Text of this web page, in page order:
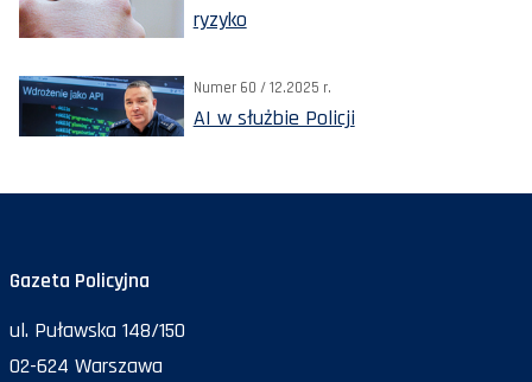
ryzyko
Numer 60 / 12.2025 r.
AI w służbie Policji
Gazeta Policyjna
ul. Puławska 148/150
02-624 Warszawa